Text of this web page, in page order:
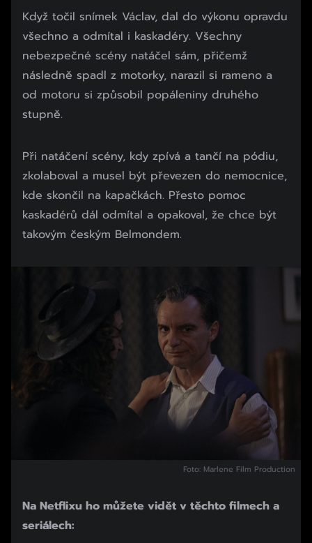
Když točil snímek Václav, dal do výkonu opravdu
všechno a odmítal i kaskadéry. Všechny
nebezpečné scény natáčel sám, přičemž
následně spadl z motorky, narazil si rameno a
od motoru si způsobil popáleniny druhého
stupně.
Při natáčení scény, kdy zpívá a tančí na pódiu,
zkolaboval a musel být převezen do nemocnice,
kde skončil na kapačkách. Přesto pomoc
kaskadérů dál odmítal a opakoval, že chce být
takovým českým Belmondem.
Foto: Marlene Film Production
Na Netflixu ho můžete vidět v těchto filmech a
seriálech: